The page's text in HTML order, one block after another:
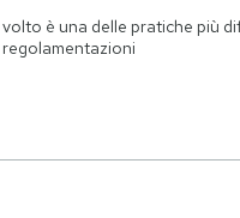
è una delle pratiche più
regolamentazioni